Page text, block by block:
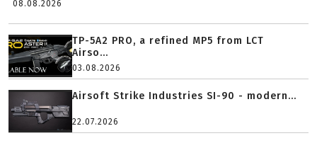
08.08.2026
TP-5A2 PRO, a refined MP5 from LCT
Airso...
03.08.2026
Airsoft Strike Industries SI-90 - modern...
22.07.2026